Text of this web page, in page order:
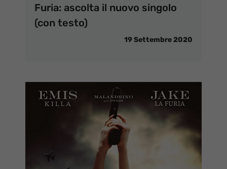
Furia: ascolta il nuovo singolo
(con testo)
19 Settembre 2020